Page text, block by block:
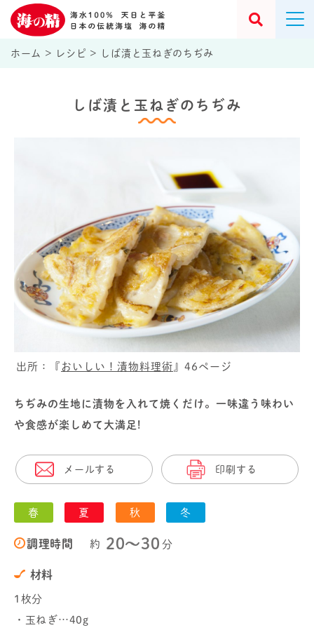
ホーム > レシピ > しば漬と玉ねぎのちぢみ
しば漬と玉ねぎのちぢみ
出所：『 おいしい！漬物料理術 』46ページ
ちぢみの生地に漬物を入れて焼くだけ。一味違う味わい
や食感が楽しめて大満足!
メールする 印刷する
春 夏 秋 冬
調理時間 約 20〜30 分
材料
1枚分
・玉ねぎ…40g